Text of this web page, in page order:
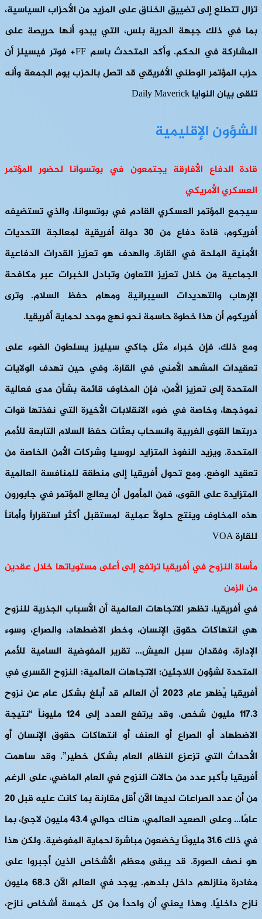
تزال تتطلع إلى تضييق الخناق على المزيد من الأحزاب السياسية،
بما في ذلك جبهة الحرية بلس، التي يبدو أنها حريصة على
المشاركة في الحكم. وأكد المتحدث باسم FF+ فوتر فيسيلز أن
حزب المؤتمر الوطني الأفريقي قد اتصل بالحزب يوم الجمعة وأنه
تلقى بيان النوايا Daily Maverick
الشؤون الإقليمية
قادة الدفاع الأفارقة يجتمعون في بوتسوانا لحضور المؤتمر
العسكري الأمريكي
سيجمع المؤتمر العسكري القادم في بوتسوانا، والذي تستضيفه
أفريكوم، قادة دفاع من 30 دولة أفريقية لمعالجة التحديات
الأمنية الملحة في القارة. والهدف هو تعزيز القدرات الدفاعية
الجماعية من خلال تعزيز التعاون وتبادل الخبرات عبر مكافحة
الإرهاب والتهديدات السيبرانية ومهام حفظ السلام. وترى
أفريكوم أن هذا خطوة حاسمة نحو نهج موحد لحماية أفريقيا.
ومع ذلك، فإن خبراء مثل جاكي سيليرز يسلطون الضوء على
تعقيدات المشهد الأمني ​​في القارة. وفي حين تهدف الولايات
المتحدة إلى تعزيز الأمن، فإن المخاوف قائمة بشأن مدى فعالية
نموذجها، وخاصة في ضوء الانقلابات الأخيرة التي نفذتها قوات
دربتها القوى الغربية وانسحاب بعثات حفظ السلام التابعة للأمم
المتحدة. ويزيد النفوذ المتزايد لروسيا وشركات الأمن الخاصة من
تعقيد الوضع. ومع تحول أفريقيا إلى منطقة للمنافسة العالمية
المتزايدة على القوى، فمن المأمول أن يعالج المؤتمر في جابورون
هذه المخاوف وينتج حلولاً عملية لمستقبل أكثر استقراراً وأماناً
للقارة VOA
مأساة النزوح في أفريقيا ترتفع إلى أعلى مستوياتها خلال عقدين
من الزمن
في أفريقيا، تظهر الاتجاهات العالمية أن الأسباب الجذرية للنزوح
هي انتهاكات حقوق الإنسان، وخطر الاضطهاد، والصراع، وسوء
الإدارة، وفقدان سبل العيش… تقرير المفوضية السامية للأمم
المتحدة لشؤون اللاجئين: الاتجاهات العالمية: النزوح القسري في
أفريقيا يُظهر عام 2023 أن العالم قد أبلغ بشكل عام عن نزوح
117.3 مليون شخص. وقد يرتفع العدد إلى 124 مليوناً “نتيجة
الاضطهاد أو الصراع أو العنف أو انتهاكات حقوق الإنسان أو
الأحداث التي تزعزع النظام العام بشكل خطير”. وقد ساهمت
أفريقيا بأكبر عدد من حالات النزوح في العام الماضي، على الرغم
من أن عدد الصراعات لديها الآن أقل مقارنة بما كانت عليه قبل 20
عامًا… وعلى الصعيد العالمي، هناك حوالي 43.4 مليون لاجئ، بما
في ذلك 31.6 مليونًا يخضعون مباشرة لحماية المفوضية. ولكن هذا
هو نصف الصورة. قد يبقى معظم الأشخاص الذين أجبروا على
مغادرة منازلهم داخل بلدهم. يوجد في العالم الآن 68.3 مليون
نازح داخليًا. وهذا يعني أن واحداً من كل خمسة أشخاص نازح،